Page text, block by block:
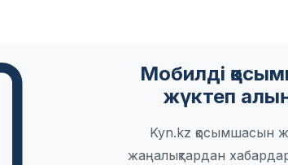
Мобилді
жүктеп
Kyn.kz қосымшасын
жаңалықтардан